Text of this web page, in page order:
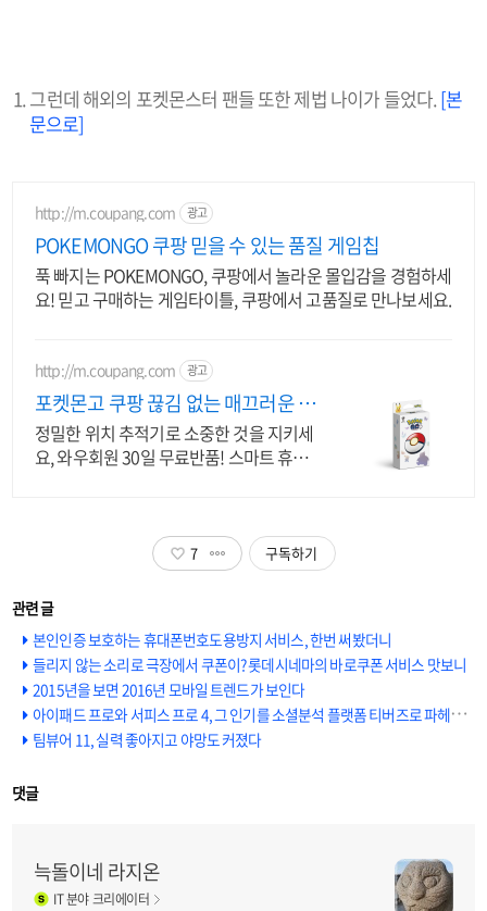
그런데 해외의 포켓몬스터 팬들 또한 제법 나이가 들었다. [본
문으로]
http://m.coupang.com 광고
POKEMONGO 쿠팡 믿을 수 있는 품질 게임칩
푹 빠지는 POKEMONGO, 쿠팡에서 놀라운 몰입감을 경험하세
요! 믿고 구매하는 게임타이틀, 쿠팡에서 고품질로 만나보세요.
http://m.coupang.com 광고
포켓몬고 쿠팡 끊김 없는 매끄러운 사
용감
정밀한 위치 추적기로 소중한 것을 지키세
요, 와우회원 30일 무료반품! 스마트 휴대
7 구독하기
본인인증 보호하는 휴대폰번호도용방지 서비스, 한번 써봤더니
들리지 않는 소리로 극장에서 쿠폰이? 롯데시네마의 바로쿠폰 서비스 맛보니
2015년을 보면 2016년 모바일 트렌드가 보인다
아이패드 프로와 서피스 프로 4, 그 인기를 소셜분석 플랫폼 티버즈로 파헤쳐보면?
팀뷰어 11, 실력 좋아지고 야망도 커졌다
댓글
늑돌이네 라지온
IT분야 크리에이터